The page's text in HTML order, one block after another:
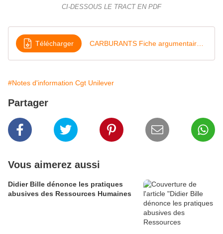
CI-DESSOUS LE TRACT EN PDF
Télécharger
#Notes d'information Cgt Unilever
Partager
Vous aimerez aussi
Didier Bille dénonce les pratiques
abusives des Ressources Humaines